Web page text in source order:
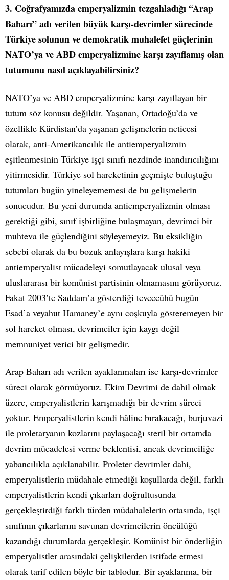
3. Coğrafyamızda emperyalizmin tezgahladığı “Arap
Baharı” adı verilen büyük karşı-devrimler sürecinde
Türkiye solunun ve demokratik muhalefet güçlerinin
NATO’ya ve ABD emperyalizmine karşı zayıflamış olan
tutumunu nasıl açıklayabilirsiniz?
NATO’ya ve ABD emperyalizmine karşı zayıflayan bir
tutum söz konusu değildir. Yaşanan, Ortadoğu’da ve
özellikle Kürdistan’da yaşanan gelişmelerin neticesi
olarak, anti-Amerikancılık ile antiemperyalizmin
eşitlenmesinin Türkiye işçi sınıfı nezdinde inandırıcılığını
yitirmesidir. Türkiye sol hareketinin geçmişte buluştuğu
tutumları bugün yineleyememesi de bu gelişmelerin
sonucudur. Bu yeni durumda antiemperyalizmin olması
gerektiği gibi, sınıf işbirliğine bulaşmayan, devrimci bir
muhteva ile güçlendiğini söyleyemeyiz. Bu eksikliğin
sebebi olarak da bu bozuk anlayışlara karşı hakiki
antiemperyalist mücadeleyi somutlayacak ulusal veya
uluslararası bir komünist partisinin olmamasını görüyoruz.
Fakat 2003’te Saddam’a gösterdiği teveccühü bugün
Esad’a veyahut Hamaney’e aynı coşkuyla gösteremeyen bir
sol hareket olması, devrimciler için kaygı değil
memnuniyet verici bir gelişmedir.
Arap Baharı adı verilen ayaklanmaları ise karşı-devrimler
süreci olarak görmüyoruz. Ekim Devrimi de dahil olmak
üzere, emperyalistlerin karışmadığı bir devrim süreci
yoktur. Emperyalistlerin kendi hâline bırakacağı, burjuvazi
ile proletaryanın kozlarını paylaşacağı steril bir ortamda
devrim mücadelesi verme beklentisi, ancak devrimciliğe
yabancılıkla açıklanabilir. Proleter devrimler dahi,
emperyalistlerin müdahale etmediği koşullarda değil, farklı
emperyalistlerin kendi çıkarları doğrultusunda
gerçekleştirdiği farklı türden müdahalelerin ortasında, işçi
sınıfının çıkarlarını savunan devrimcilerin öncülüğü
kazandığı durumlarda gerçekleşir. Komünist bir önderliğin
emperyalistler arasındaki çelişkilerden istifade etmesi
olarak tarif edilen böyle bir tablodur. Bir ayaklanma, bir